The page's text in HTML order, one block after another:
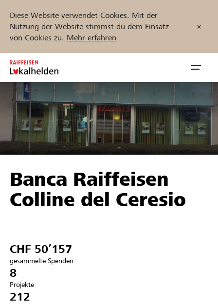
Diese Website verwendet Cookies. Mit der
Nutzung der Website stimmst du dem Einsatz
von Cookies zu. Mehr erfahren
Zum
Inhalt
springen
öffnen
Unterstützen
Hilfe & Support
Anmelden
Projekte und Organisationen finden
Jetzt starten
Banca Raiffeisen
Colline del Ceresio
CHF 50’157
gesammelte Spenden
8
Projekte
212